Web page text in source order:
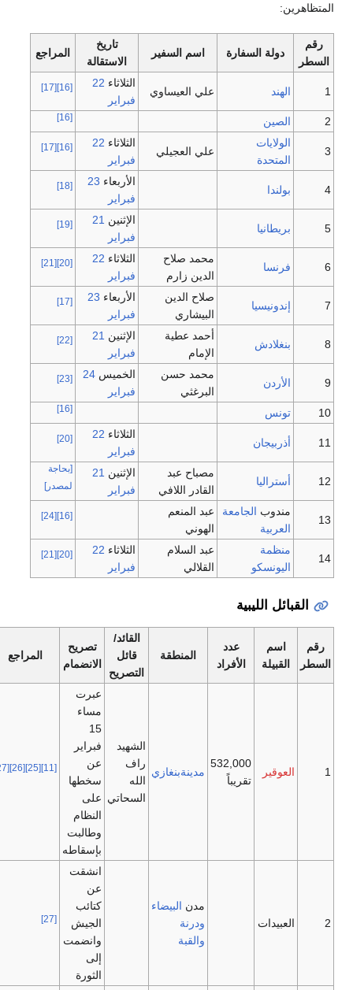
المتظاهرين:
رقم
السطر
دولة السفارة اسم السفير
تاريخ
الاستقالة
المراجع
الهند علي العيساوي
الثلاثاء22
فبراير
[17]
الصين
الولايات
المتحدة
علي العجيلي
الثلاثاء22
فبراير
[17]
بولندا
الأربعاء23
فبراير
بريطانيا
الإثنين21
فبراير
فرنسا
محمد صلاح
الدين زارم
الثلاثاء22
فبراير
[21]
إندونيسيا
صلاح الدين
البيشاري
الأربعاء23
فبراير
بنغلادش
أحمد عطية
الإمام
الإثنين21
فبراير
الأردن
محمد حسن
البرغثي
الخميس24
فبراير
10 تونس
11 أذربيجان
الثلاثاء22
فبراير
12 أستراليا
مصباح عبد
القادر اللافي
الإثنين21
فبراير
[بحاجة
لمصدر]
13
مندوبالجامعة
العربية
عبد المنعم
الهوني
[24]
14
منظمة
اليونسكو
عبد السلام
القلالي
الثلاثاء22
فبراير
[21]
القبائل الليبية
رقم
السطر
اسم
القبيلة
عدد
الأفراد
المنطقة
القائد/
قائل
التصريح
تصريح
الانضمام
المراجع
العوقير
532,000
تقريباً
مدينةبنغازي
الشهيد
راف
الله
السحاتي
عبرت
مساء
15
فبراير
عن
سخطها
على
النظام
وطالبت
بإسقاطه
[25]
[26]
[27]
العبيدات
مدنالبيضاء
ودرنة
والقبة
انشقت
عن
كتائب
الجيش
وانضمت
إلى
الثورة